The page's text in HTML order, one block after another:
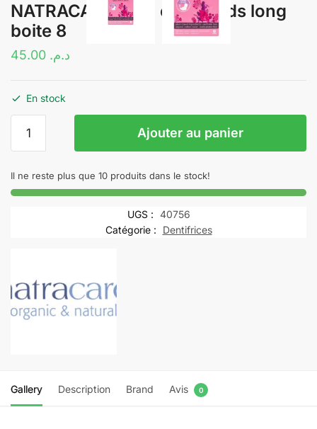
NATRACARE ultra extra pads long
boite 8
د.م.
En stock
ultra
extra
Ajouter au panier
Il ne reste plus que 10 produits dans le stock!
UGS : 40756
Catégorie :
Dentifrices
Gallery Description Brand Avis 0